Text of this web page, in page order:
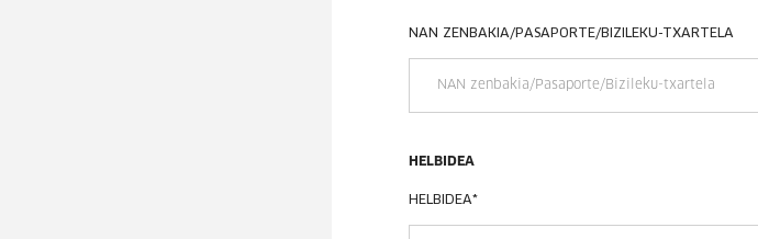
NAN ZENBAKIA/PASAPORTE/BIZILEKU-TXARTELA
HELBIDEA
HELBIDEA*